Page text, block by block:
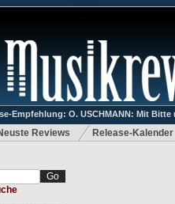
Empfehlung: O. USCHMANN: Mit
Reviews Release-Kalender